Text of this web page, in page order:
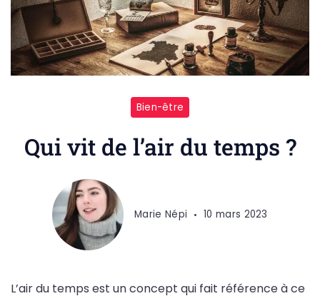
Bien-être
Qui vit de l’air du temps ?
Marie Népi 10 mars 2023
L’air du temps est un concept qui fait référence à ce